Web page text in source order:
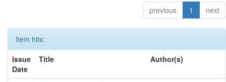
previous 1 next
Item hits:
Issue
Date
Title Author(s)